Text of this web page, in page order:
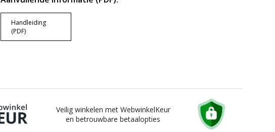
Handleiding
(PDF)
Veilig winkelen met WebwinkelKeur
en betrouwbare betaalopties